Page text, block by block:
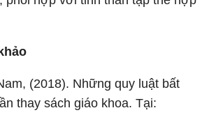
(2018). Những quy luật bất
thay sách giáo khoa. Tại: